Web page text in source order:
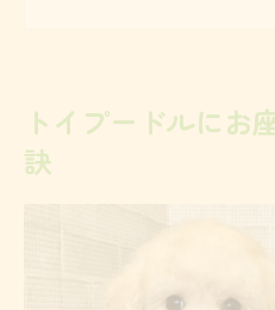
落ち着かない子犬へ
短時間から始める
トイプードルにお
訣